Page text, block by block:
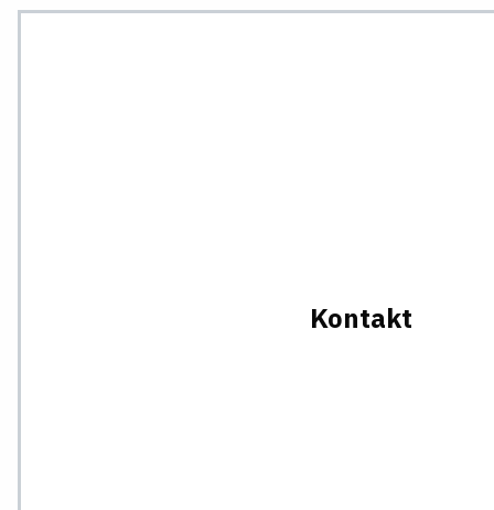
Kontakt